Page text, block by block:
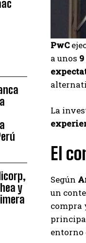
y
PwC
a unos
La
El
Según
un
compra
entorno